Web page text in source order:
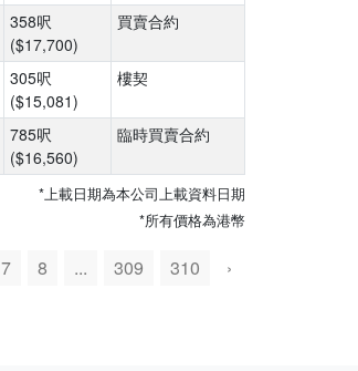
358呎
($17,700)
買賣合約
305呎
($15,081)
樓契
785呎
($16,560)
臨時買賣合約
*上載日期為本公司上載資料日期
*所有價格為港幣
7 8 ... 309 310 ›